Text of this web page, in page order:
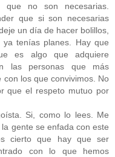
que no son necesarias.
que si son necesarias
un día de hacer bolillos,
tenías planes. Hay que
es algo que adquiere
las personas que más
los que convivimos. No
que el respeto mutuo por
Si, como lo lees. Me
gente se enfada con este
cierto que hay que ser
con lo que hemos